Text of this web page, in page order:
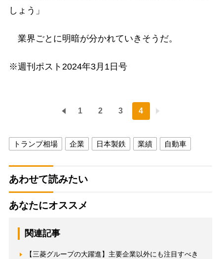
しょう」
業界ごとに明暗が分かれていきそうだ。
※週刊ポスト2024年3月1日号
1 2 3 4
トランプ相場 企業 日本製鉄 業績 自動車
あわせて読みたい
あなたにオススメ
関連記事
【三菱グループの大躍進】主要企業以外にも注目すべき